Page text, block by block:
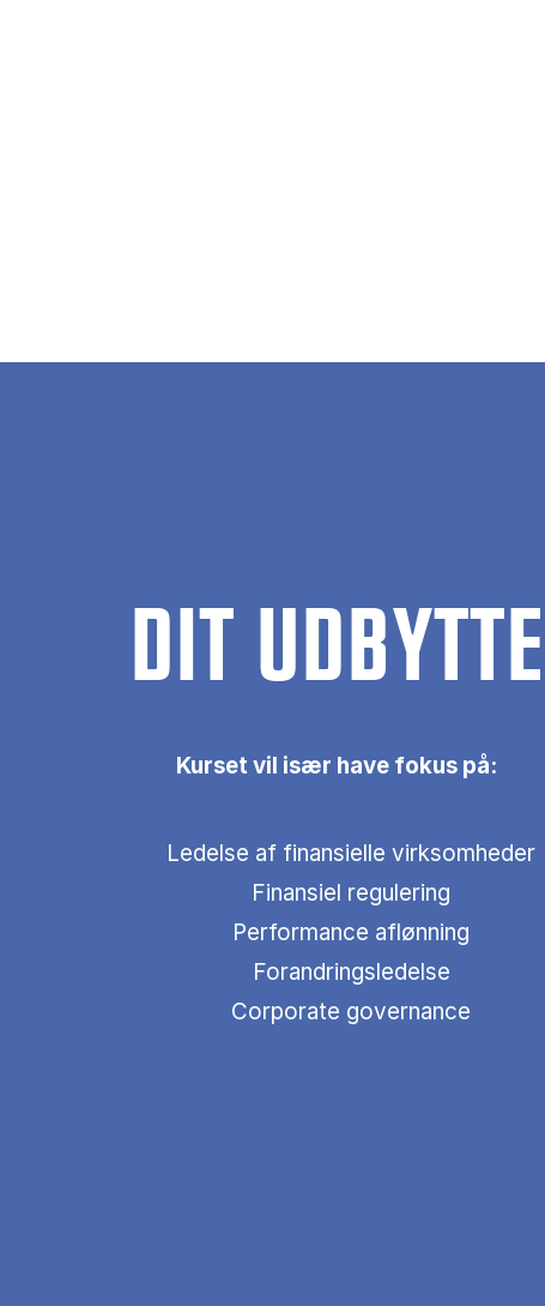
DIT UDBYTTE
Kurset vil især have fokus på:
Ledelse af finansielle virksomheder
Finansiel regulering
Performance aflønning
Forandringsledelse
Corporate governance